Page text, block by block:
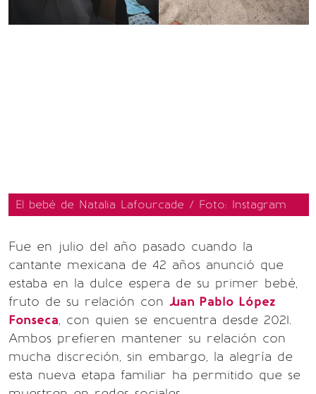
El bebé de Natalia Lafourcade / Foto: Instagram
Fue en julio del año pasado cuando la
cantante mexicana de 42 años anunció que
estaba en la dulce espera de su primer bebé,
fruto de su relación con Juan Pablo López
Fonseca, con quien se encuentra desde 2021.
Ambos prefieren mantener su relación con
mucha discreción, sin embargo, la alegría de
esta nueva etapa familiar ha permitido que se